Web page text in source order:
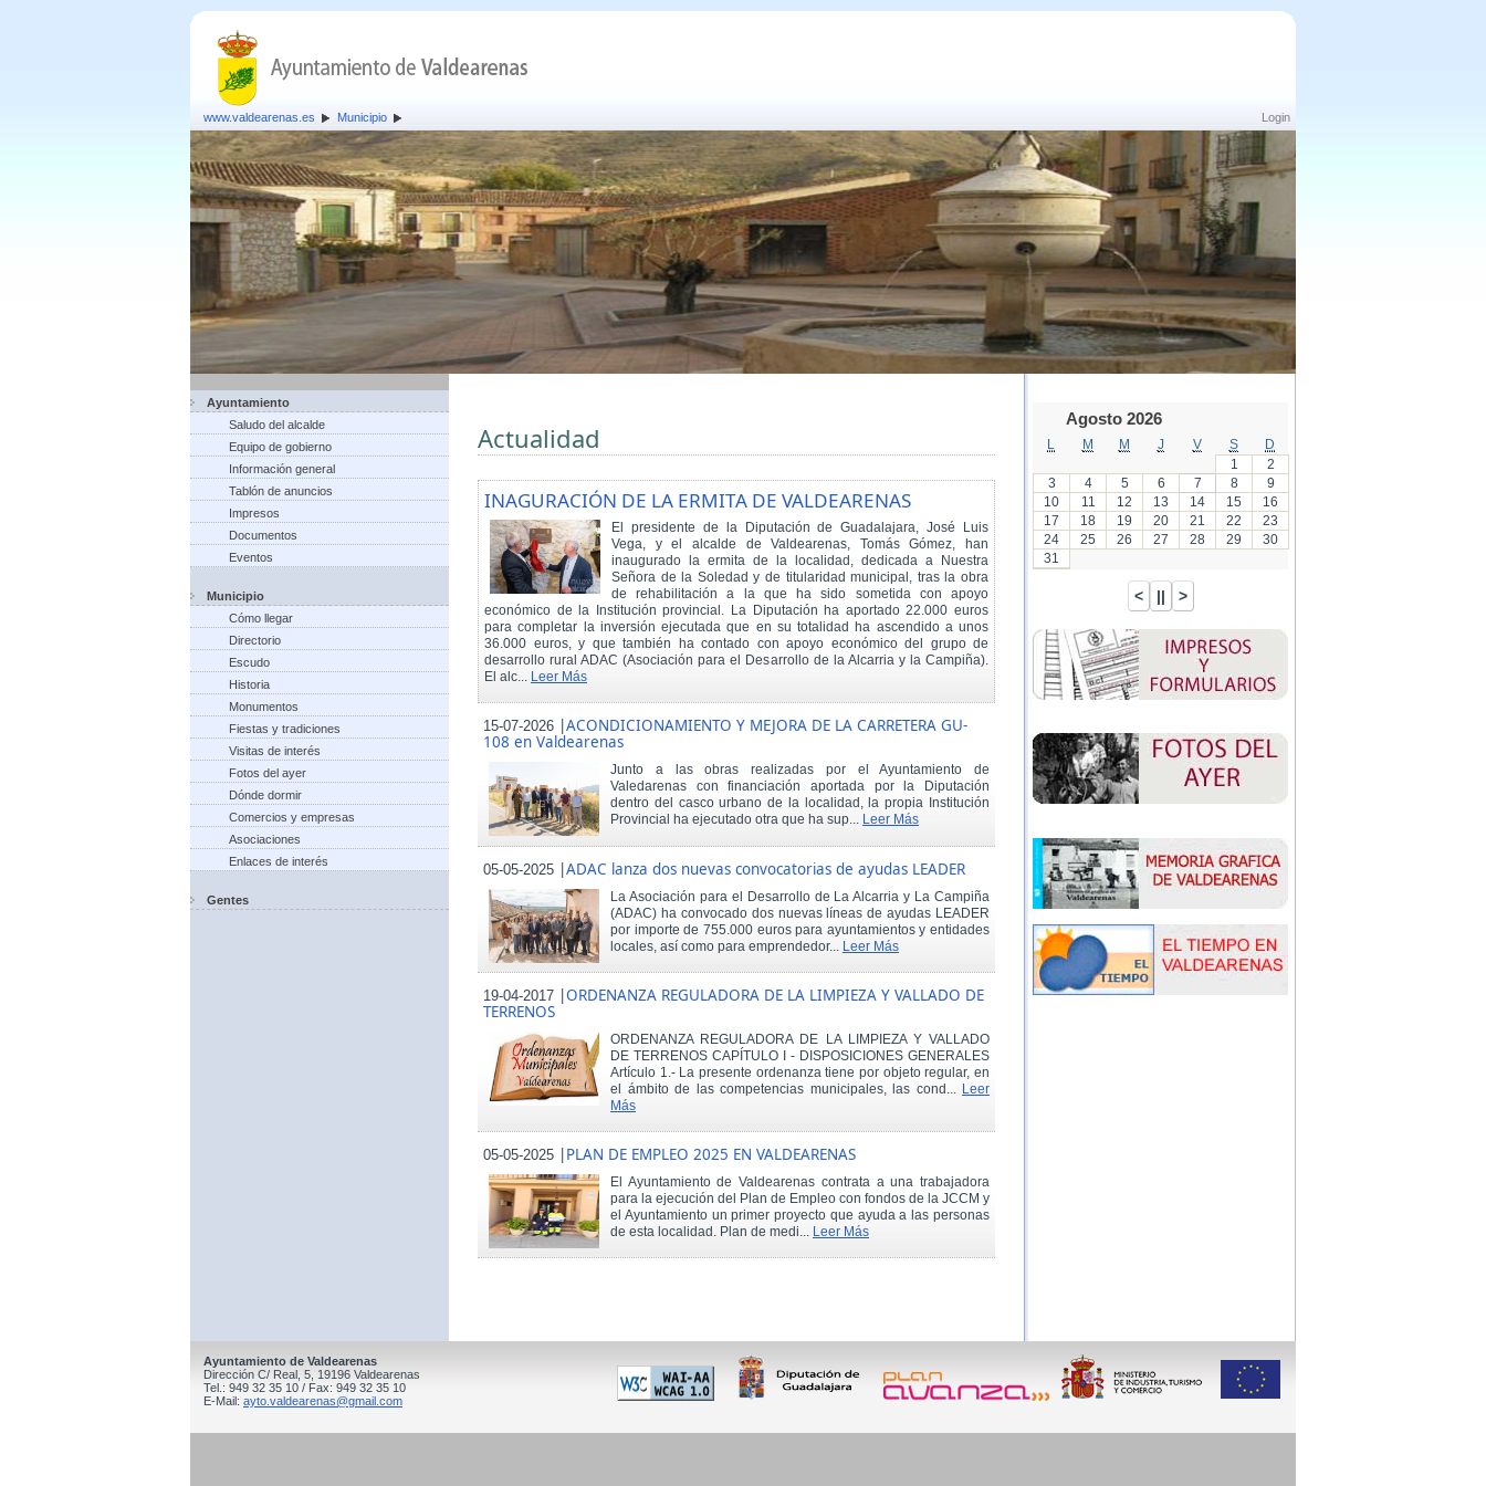
Login
www.valdearenas.es Municipio
Ayuntamiento
Saludo del alcalde
Equipo de gobierno
Información general
Tablón de anuncios
Impresos
Documentos
Eventos
Municipio
Cómo llegar
Directorio
Escudo
Historia
Monumentos
Fiestas y tradiciones
Visitas de interés
Fotos del ayer
Dónde dormir
Comercios y empresas
Asociaciones
Enlaces de interés
Gentes
Actualidad
INAGURACIÓN DE LA ERMITA DE VALDEARENAS
El presidente de la Diputación de Guadalajara, José Luis
Vega, y el alcalde de Valdearenas, Tomás Gómez, han
inaugurado la ermita de la localidad, dedicada a Nuestra
Señora de la Soledad y de titularidad municipal, tras la obra
de rehabilitación a la que ha sido sometida con apoyo
económico de la Institución provincial. La Diputación ha aportado 22.000 euros
para completar la inversión ejecutada que en su totalidad ha ascendido a unos
36.000 euros, y que también ha contado con apoyo económico del grupo de
desarrollo rural ADAC (Asociación para el Desarrollo de la Alcarria y la Campiña).
El alc... Leer Más
15-07-2026 |ACONDICIONAMIENTO Y MEJORA DE LA CARRETERA GU-
108 en Valdearenas
Junto a las obras realizadas por el Ayuntamiento de
Valedarenas con financiación aportada por la Diputación
dentro del casco urbano de la localidad, la propia Institución
Provincial ha ejecutado otra que ha sup... Leer Más
05-05-2025 |ADAC lanza dos nuevas convocatorias de ayudas LEADER
La Asociación para el Desarrollo de La Alcarria y La Campiña
(ADAC) ha convocado dos nuevas líneas de ayudas LEADER
por importe de 755.000 euros para ayuntamientos y entidades
locales, así como para emprendedor... Leer Más
19-04-2017 |ORDENANZA REGULADORA DE LA LIMPIEZA Y VALLADO DE
TERRENOS
ORDENANZA REGULADORA DE LA LIMPIEZA Y VALLADO
DE TERRENOS CAPÍTULO I - DISPOSICIONES GENERALES
Artículo 1.- La presente ordenanza tiene por objeto regular, en
el ámbito de las competencias municipales, las cond... Leer
Más
05-05-2025 |PLAN DE EMPLEO 2025 EN VALDEARENAS
El Ayuntamiento de Valdearenas contrata a una trabajadora
para la ejecución del Plan de Empleo con fondos de la JCCM y
el Ayuntamiento un primer proyecto que ayuda a las personas
de esta localidad. Plan de medi... Leer Más
Agosto 2026
M M J V S
D
1
2
3
4 5 6 7 8
9
10
11 12 13 14 15
16
17
18 19 20 21 22
23
24
25 26 27 28 29
30
31
Ayuntamiento de Valdearenas
Dirección C/ Real, 5, 19196 Valdearenas
Tel.: 949 32 35 10 / Fax: 949 32 35 10
E-Mail: ayto.valdearenas@gmail.com